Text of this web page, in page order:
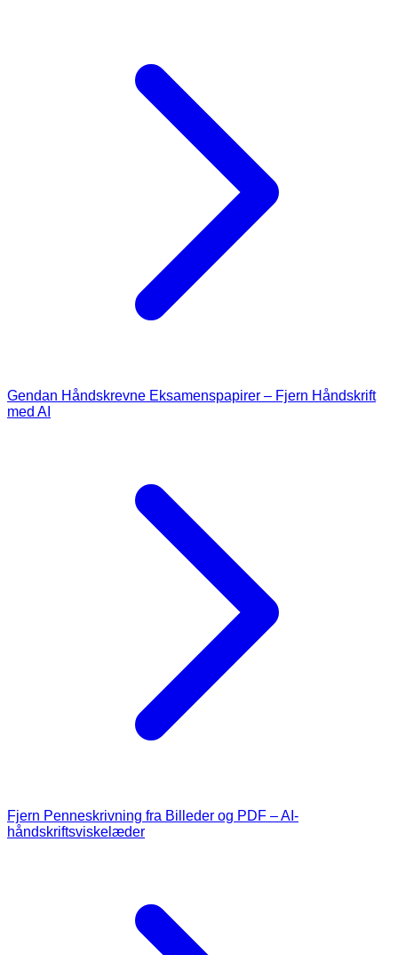
Gendan Håndskrevne Eksamenspapirer – Fjern Håndskrift
med AI
Fjern Penneskrivning fra Billeder og PDF – AI-
håndskriftsviskelæder